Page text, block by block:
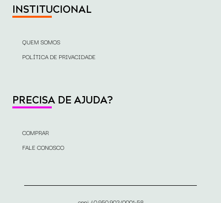
INSTITUCIONAL
QUEM SOMOS
POLÍTICA DE PRIVACIDADE
PRECISA DE AJUDA?
COMPRAR
FALE CONOSCO